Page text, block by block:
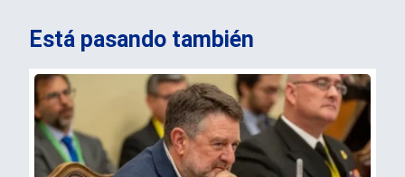
Está pasando también